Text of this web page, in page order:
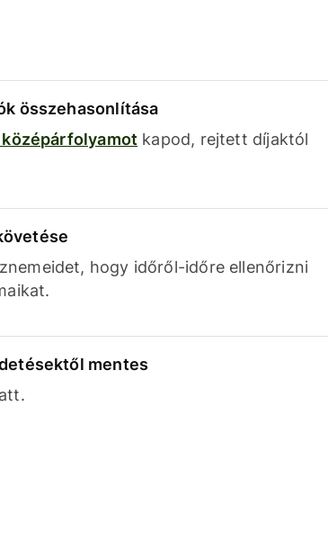
összehasonlítása
középárfolyamot kapod, rejtett díjaktól
hogy időről-időre ellenőrizni
mentes